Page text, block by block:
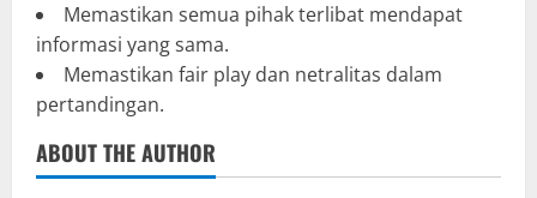
Memastikan semua pihak terlibat mendapat
informasi yang sama.
Memastikan fair play dan netralitas dalam
pertandingan.
ABOUT THE AUTHOR